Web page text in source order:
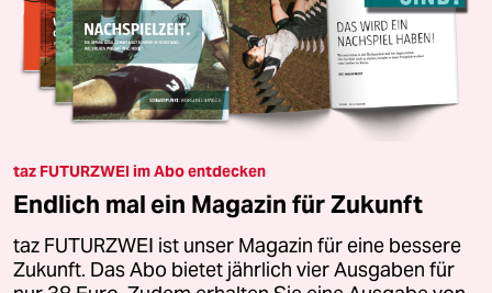
taz FUTURZWEI im Abo entdecken
Endlich mal ein Magazin für Zukunft
taz FUTURZWEI ist unser Magazin für eine bessere
Zukunft. Das Abo bietet jährlich vier Ausgaben für